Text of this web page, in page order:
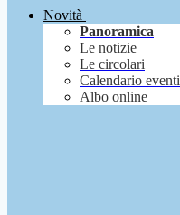
Novità
Panoramica
Le notizie
Le circolari
Calendario eventi
Albo online